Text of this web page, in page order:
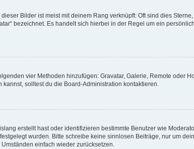
Bilder ist meist mit deinem Rang verknüpft: Oft sind dies
bezeichnet. Es handelt sich hierbei in der Regel um ein
vier Methoden hinzufügen: Gravatar, Galerie, Remote oder
solltest du die Board-Administration kontaktieren.
erstellt hast oder identifizieren bestimmte Benutzer wie
wurden. Bitte schreibe keine sinnlosen Beiträge, nur um
einfach wieder zurücksetzen.